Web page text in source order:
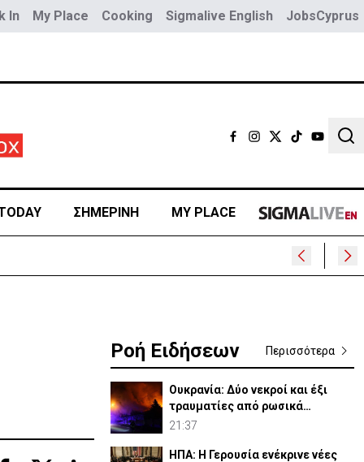
In My Place Cooking Sigmalive English JobsCyprus
ΣΗΜΕΡΙΝΗ MY PLACE
Ροή Ειδήσεων Περισσότερα
Ουκρανία: Δύο νεκροί και έξι
τραυματίες από ρωσικά
πλήγματα
21:37
ΗΠΑ: Η Γερουσία ενέκρινε νέες